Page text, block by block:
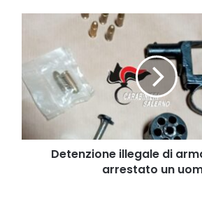
Detenzione
arma
da
fuoco:
arrestato
un
uomo
Detenzione illegale di
arrestato un